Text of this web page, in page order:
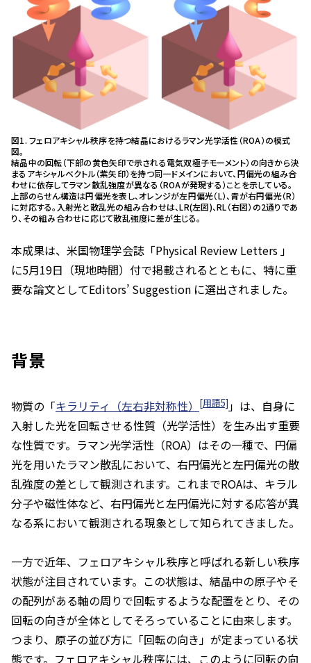
図1. フェロアキシャル秩序を持つ結晶におけるラマン光学活性（ROA）の模式
図。
結晶中の回転（下部の黄色矢印で示される電気双極子モーメント）の向きから決
まるアキシャルベクトル（紫矢印）を持つ同一ドメインにおいて、円偏光の組み合
わせに依存してラマン散乱強度が異なる（ROAが発現する）ことを示している。
上部のらせん構造は円偏光を表し、オレンジが左円偏光（L）、青が右円偏光（R）
に対応する。入射光と散乱光の組み合わせは、LR(左図)、RL（右図）の2通りであ
り、その組み合わせに応じて散乱強度に差が生じる。
本成果は、米国物理学会誌「Physical Review Letters 」
に5月19日（現地時間）付で掲載されるとともに、特に重
要な論文としてEditors’ Suggestion に選出されました。
背景
物質の「キラリティ（左右非対称性） [用語5]」は、自身に
入射した光を回転させる性質（光学活性）を生み出す重要
な性質です。ラマン光学活性（ROA）はその一種で、円偏
光を用いたラマン散乱において、右円偏光と左円偏光の散
乱強度の差として観測されます。これまでROAは、キラル
分子や磁性体など、右円偏光と左円偏光に対する応答が異
なる系において観測される現象として知られてきました。
一方で近年、フェロアキシャル秩序と呼ばれる新しい秩序
状態が注目されています。この状態は、結晶中の原子やそ
の配列がある軸の周りで回転するような配置をとり、その
回転の向きが全体としてそろっていることに由来します。
つまり、原子の並び方に「回転の向き」が定まっている状
態です。フェロアキシャル秩序には、このように回転の向